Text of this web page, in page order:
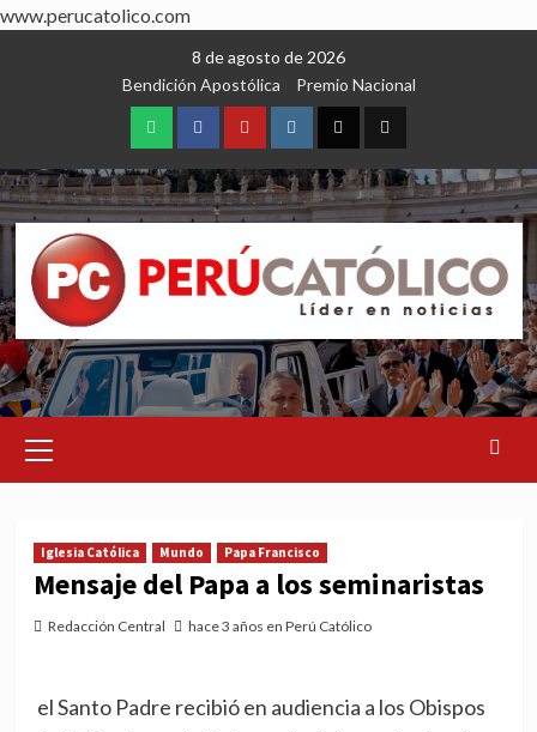
www.perucatolico.com
8 de agosto de 2026
Bendición Apostólica
Premio Nacional
WhatsAppFacebookYoutubeInstagram
X TikTok
Menu
Iglesia Católica Mundo Papa Francisco
Mensaje del Papa a los seminaristas
Redacción Central hace 3 años en Perú Católico
el Santo Padre recibió en audiencia a los Obispos